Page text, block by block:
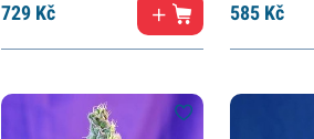
729Kč 585Kč